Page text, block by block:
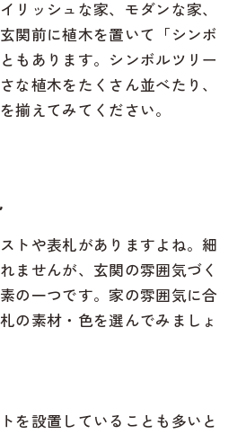
リッシュな家、モダンな家、
関前に植木を置いて「シンボ
もあります。シンボルツリー
な植木をたくさん並べたり、
揃えてみてください。
トや表札がありますよね。細
ませんが、玄関の雰囲気づく
の一つです。家の雰囲気に合
の素材・色を選んでみましょ
を設置していることも多いと